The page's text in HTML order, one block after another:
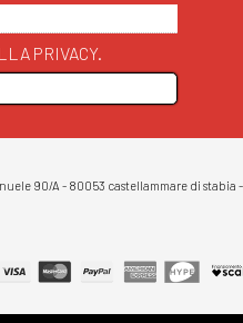
PRIVACY.
90/A - 80053 castellammare di stabia